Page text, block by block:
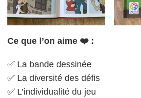
Ce que l’on aime ❤️ :
✅ La bande dessinée
✅ La diversité des défis
✅ L’individualité du jeu